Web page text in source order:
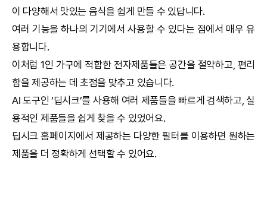
이 다양해서 맛있는 음식을 쉽게 만들 수 있답니다.
여러 기능을 하나의 기기에서 사용할 수 있다는 점에서 매우 유
용합니다.
이처럼 1인 가구에 적합한 전자제품들은 공간을 절약하고, 편리
함을 제공하는 데 초점을 맞추고 있습니다.
AI 도구인 ‘딥시크’를 사용해 여러 제품들을 빠르게 검색하고, 실
용적인 제품들을 쉽게 찾을 수 있었어요.
딥시크 홈페이지에서 제공하는 다양한 필터를 이용하면 원하는
제품을 더 정확하게 선택할 수 있어요.